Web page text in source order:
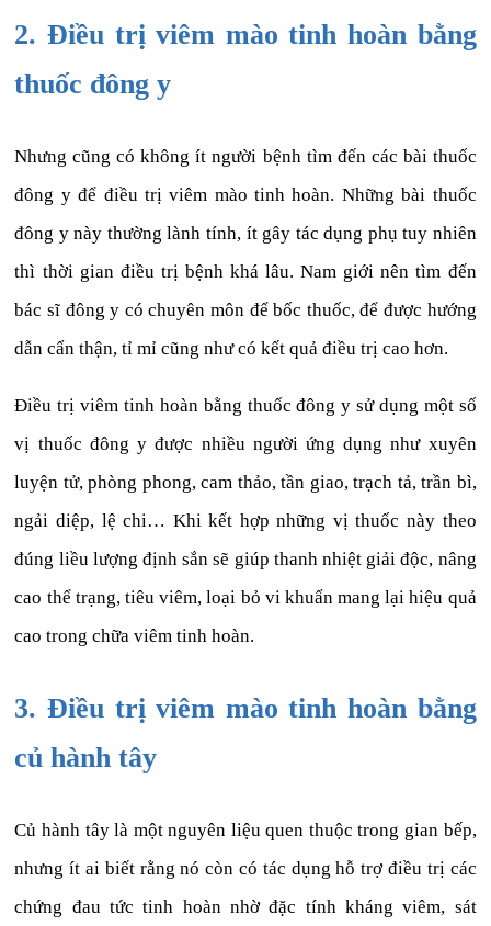
2. Điều trị viêm mào tinh hoàn bằng
thuốc đông y
Nhưng cũng có không ít người bệnh tìm đến các bài thuốc
đông y để điều trị viêm mào tinh hoàn. Những bài thuốc
đông y này thường lành tính, ít gây tác dụng phụ tuy nhiên
thì thời gian điều trị bệnh khá lâu. Nam giới nên tìm đến
bác sĩ đông y có chuyên môn để bốc thuốc, để được hướng
dẫn cẩn thận, tỉ mỉ cũng như có kết quả điều trị cao hơn.
Điều trị viêm tinh hoàn bằng thuốc đông y sử dụng một số
vị thuốc đông y được nhiều người ứng dụng như xuyên
luyện tử, phòng phong, cam thảo, tần giao, trạch tả, trần bì,
ngải diệp, lệ chi… Khi kết hợp những vị thuốc này theo
đúng liều lượng định sắn sẽ giúp thanh nhiệt giải độc, nâng
cao thể trạng, tiêu viêm, loại bỏ vi khuẩn mang lại hiệu quả
cao trong chữa viêm tinh hoàn.
3. Điều trị viêm mào tinh hoàn bằng
củ hành tây
Củ hành tây là một nguyên liệu quen thuộc trong gian bếp,
nhưng ít ai biết rằng nó còn có tác dụng hỗ trợ điều trị các
chứng đau tức tinh hoàn nhờ đặc tính kháng viêm, sát